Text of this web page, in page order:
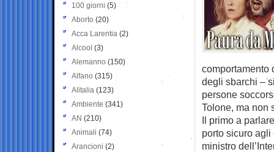
comportamento
degli sbarchi –
persone
Tolone, ma non
Il primo a
porto sicuro
ministro
100 giorni (5)
Aborto (20)
Acca Larentia (2)
Alcool (3)
Alemanno (150)
Alfano (315)
Alitalia (123)
Ambiente (341)
AN (210)
Animali (74)
Arancioni (2)